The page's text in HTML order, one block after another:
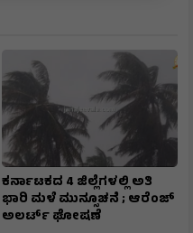
ಕರ್ನಾಟಕದ 4 ಜಿಲ್ಲೆಗಳಲ್ಲಿ ಅತಿ
ಭಾರಿ ಮಳೆ ಮುನ್ಸೂಚನೆ ; ಆರೆಂಜ್‌
ಅಲರ್ಟ್‌ ಘೋಷಣೆ